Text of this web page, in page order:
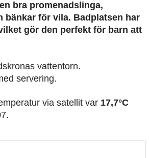
bra promenadslinga,
bänkar för vila. Badplatsen har
gör den perfekt för barn att
vattentorn.
servering.
via satellit var 17,7°C